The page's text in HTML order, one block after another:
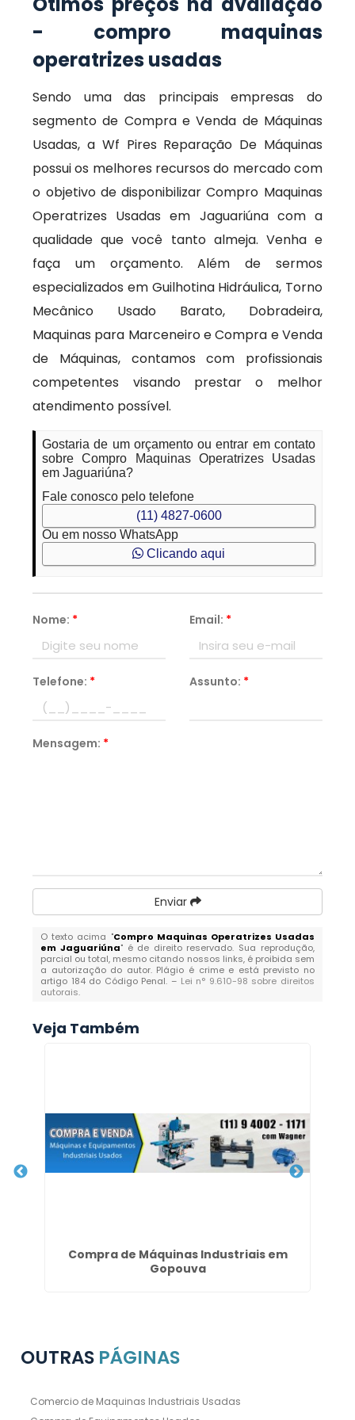
- compro maquinas
operatrizes usadas
Sendo uma das principais empresas do
segmento de Compra e Venda de Máquinas
Usadas, a Wf Pires Reparação De Máquinas
possui os melhores recursos do mercado com
o objetivo de disponibilizar Compro Maquinas
Operatrizes Usadas em Jaguariúna com a
qualidade que você tanto almeja. Venha e
faça um orçamento. Além de sermos
especializados em Guilhotina Hidráulica, Torno
Mecânico Usado Barato, Dobradeira,
Maquinas para Marceneiro e Compra e Venda
de Máquinas, contamos com profissionais
competentes visando prestar o melhor
atendimento possível.
Gostaria de um orçamento ou entrar em contato
sobre Compro Maquinas Operatrizes Usadas
em Jaguariúna?
Fale conosco pelo telefone
(11) 4827-0600
Ou em nosso WhatsApp
Clicando aqui
Nome: * Email: *
Telefone: * Assunto: *
Mensagem: *
Enviar
O texto acima "Compro Maquinas Operatrizes Usadas
em Jaguariúna" é de direito reservado. Sua reprodução,
parcial ou total, mesmo citando nossos links, é proibida sem
a autorização do autor. Plágio é crime e está previsto no
artigo 184 do Código Penal. – Lei n° 9.610-98 sobre direitos
autorais.
Veja Também
Compra de Máquinas Industriais em
Gopouva
OUTRAS PÁGINAS
Comercio de Maquinas Industriais Usadas